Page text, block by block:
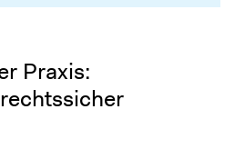
Praxis: